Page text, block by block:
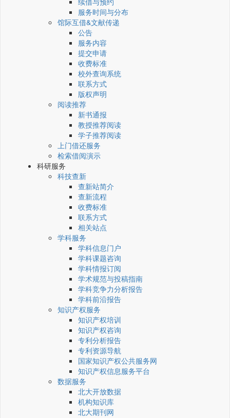
服务时间与分布
馆际互借&文献传递
公告
服务内容
提交申请
收费标准
校外查询系统
联系方式
版权声明
阅读推荐
新书通报
教授推荐阅读
学子推荐阅读
上门借还服务
检索借阅演示
科研服务
科技查新
查新站简介
查新流程
收费标准
联系方式
相关站点
学科服务
学科信息门户
学科课题咨询
学科情报订阅
学术规范与投稿指南
学科竞争力分析报告
学科前沿报告
知识产权服务
知识产权培训
知识产权咨询
专利分析报告
专利资源导航
国家知识产权公共服务网
知识产权信息服务平台
数据服务
北大开放数据
机构知识库
北大期刊网